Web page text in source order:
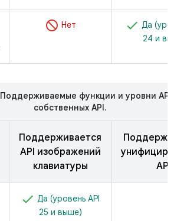
Нет
Да
24 и
Поддерживаемые функции и уровни API
собственных API.
Поддерживается
API изображений
клавиатуры
API.
Да (уровень API
25 и выше)